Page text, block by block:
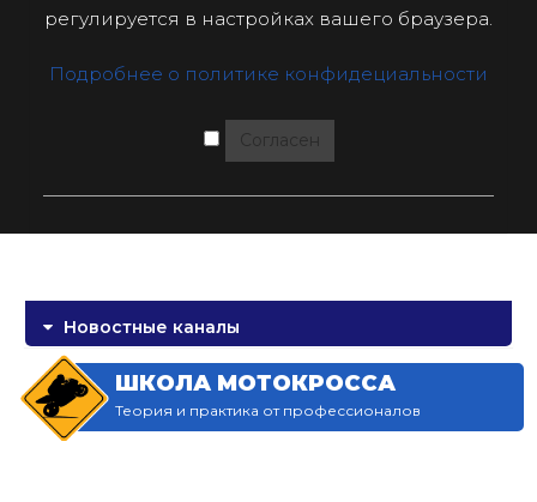
регулируется в настройках вашего браузера.
Подробнее о политике конфидециальности
Согласен
Новостные каналы
ШКОЛА МОТОКРОССА
Теория и практика от профессионалов